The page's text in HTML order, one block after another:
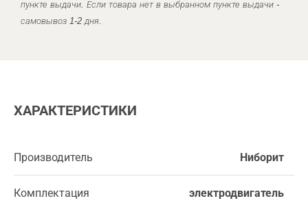
пункте выдачи. Если товара нет в выбранном пункте выдачи -
самовывоз 1-2 дня.
ХАРАКТЕРИСТИКИ
Производитель Ниборит
Комплектация электродвигатель